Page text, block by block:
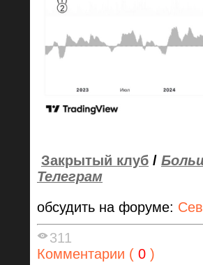
Закрытый клуб /
Телеграм
обсудить на форуме:
311
Комментарии ( 0 )